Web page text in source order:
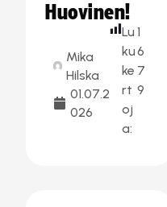
Huovinen!
Mika
Hilska
01.07.2
026
Lu
ku
ke
rt
oj
a:
1
6
7
9